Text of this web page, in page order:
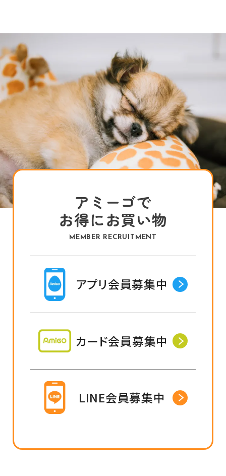
アミーゴで
お得にお買い物
MEMBER RECRUITMENT
アプリ会員募集中
カード会員募集中
LINE会員募集中